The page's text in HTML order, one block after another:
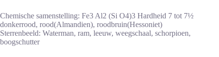
Chemische samenstelling: Fe3 Al2 (Si O4)3 Hardheid 7 tot 7½
donkerrood, rood(Almandien), roodbruin(Hessoniet)
Sterrenbeeld: Waterman, ram, leeuw, weegschaal, schorpioen,
boogschutter